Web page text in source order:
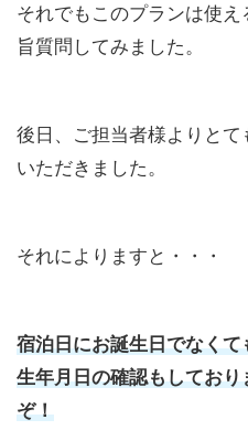
それでもこのプランは使
旨質問してみました。
後日、ご担当者様よりと
いただきました。
それによりますと・・・
宿泊日にお誕生日でなくて
生年月日の確認もしてお
ぞ！